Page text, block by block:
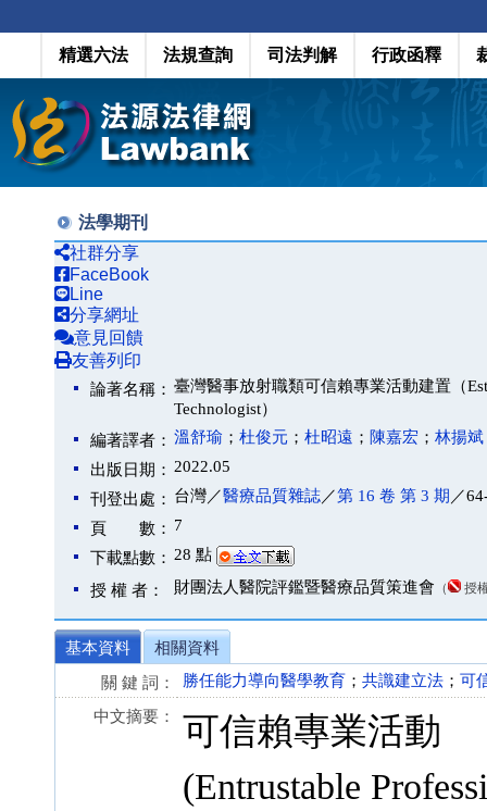
精選六法 法規查詢 司法判解 行政函釋
法學期刊
社群分享
FaceBook
Line
分享網址
意見回饋
友善列印
論著名稱： 臺灣醫事放射職類可信賴專業活動建置（
Technologist）
編著譯者： 溫舒瑜 ； 杜俊元 ； 杜昭遠 ； 陳嘉宏 ； 林揚斌
出版日期： 2022.05
刊登出處： 台灣／醫療品質雜誌／第 16 卷 第 3 期 ／
頁 數： 7
下載點數： 28 點
授 權 者： 財團法人醫院評鑑暨醫療品質策進會 （ 授
基本資料
相關資料
關 鍵 詞：
勝任能力導向醫學教育 ； 共識建立法 ； 可
中文摘要：
可信賴專業活動
(Entrustable